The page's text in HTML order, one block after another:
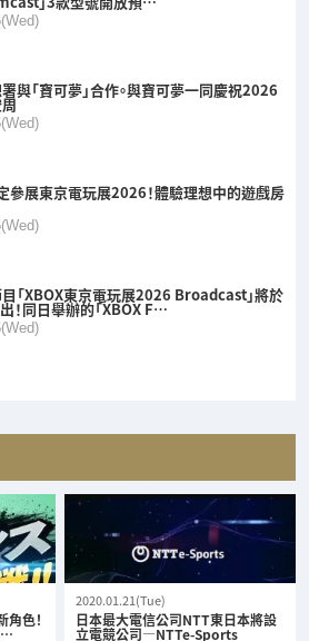
與「寶可夢」合作。與寶可夢一同慶祝2026
參展東京電玩展2026！體驗理想中的遊戲房
「XBOX東京電玩展2026 Broadcast」將於
！同日舉辦的「XBOX F…
色！
…
2020.01.21(Tue)
日本最大電信公司NTT東日本將設
立電競公司—NTTe-Sports